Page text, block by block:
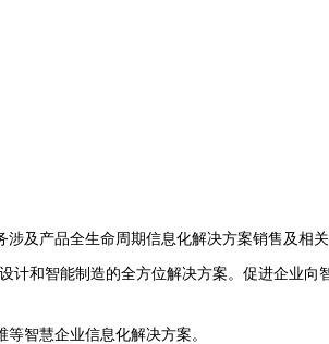
及产品全生命周期信息化解决方案销售及相
计和智能制造的全方位解决方案。促进企业向
智慧企业信息化解决方案。